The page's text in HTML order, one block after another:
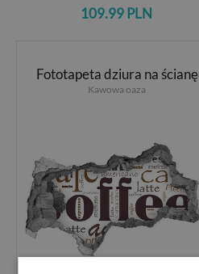
109.99 PLN
Fototapeta dziura na ścianę
Kawowa oaza